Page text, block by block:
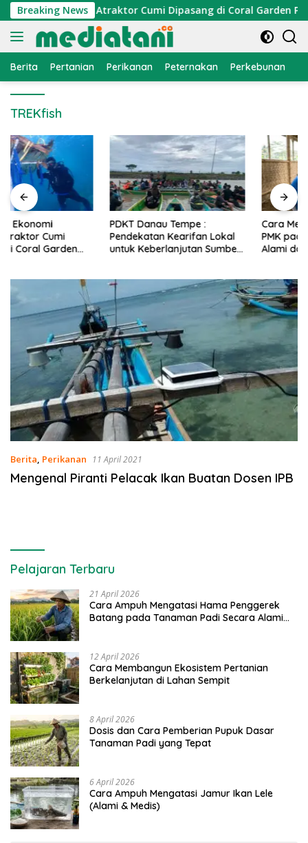
Langsung
ke
konten
Breaking News
Nelayan, Atraktor Cumi Dipasang di Coral Garden
Berita Pertanian Perikanan Peternakan Perkebunan
TREKfish
PDKT Danau Tempe :
Pendekatan Kearifan Lokal
untuk Keberlanjutan Sumber
Cara Mengatasi Penyakit
PMK pada Sapi Perah Secara
Alami dan Medis
Berita, Perikanan 11 April 2021
Mengenal Piranti Pelacak Ikan Buatan Dosen IPB
Pelajaran Terbaru
21 April 2026
Cara Ampuh Mengatasi Hama Penggerek
Batang pada Tanaman Padi Secara Alami
12 April 2026
Cara Membangun Ekosistem Pertanian
Berkelanjutan di Lahan Sempit
8 April 2026
Dosis dan Cara Pemberian Pupuk Dasar
Tanaman Padi yang Tepat
6 April 2026
Cara Ampuh Mengatasi Jamur Ikan Lele
(Alami & Medis)